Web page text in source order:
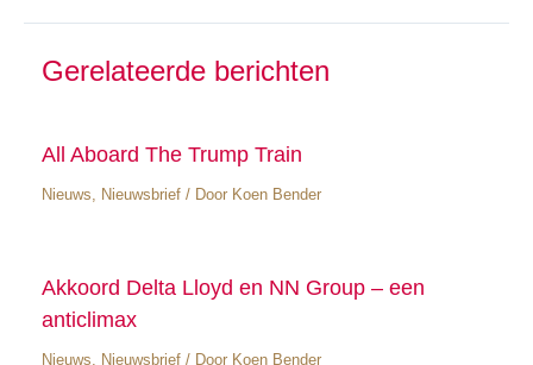
Gerelateerde berichten
All Aboard The Trump Train
Nieuws Nieuwsbrief/ Door Koen Bender
Akkoord Delta Lloyd en NN Group – een
anticlimax
Nieuws Nieuwsbrief/ Door Koen Bender